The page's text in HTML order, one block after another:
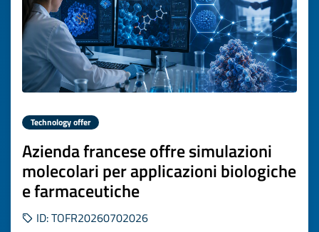
Technology offer
Azienda francese offre simulazioni
molecolari per applicazioni biologiche
e farmaceutiche
ID: TOFR20260702026